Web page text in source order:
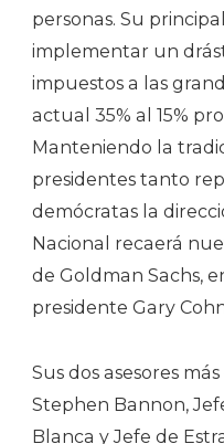
personas. Su
implementar un
impuestos a las
actual 35% al 15%
Manteniendo la
presidentes tanto
demócratas la
Nacional recaerá
de Goldman Sachs,
presidente Gary
Sus dos asesores
Stephen Bannon,
Blanca y Jefe de